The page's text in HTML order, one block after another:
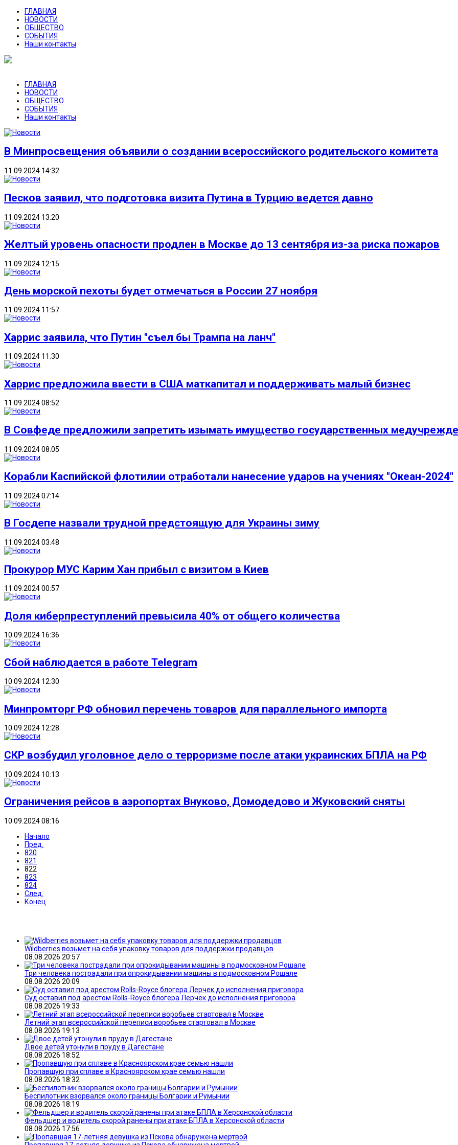
ГЛАВНАЯ
НОВОСТИ
ОБЩЕСТВО
СОБЫТИЯ
Наши контакты
ГЛАВНАЯ
НОВОСТИ
ОБЩЕСТВО
СОБЫТИЯ
Наши контакты
В Минпросвещения объявили о создании всероссийского родительского комитета
11.09.2024 14:32
Песков заявил, что подготовка визита Путина в Турцию ведется давно
11.09.2024 13:20
Желтый уровень опасности продлен в Москве до 13 сентября из-за риска пожаров
11.09.2024 12:15
День морской пехоты будет отмечаться в России 27 ноября
11.09.2024 11:57
Харрис заявила, что Путин "съел бы Трампа на ланч"
11.09.2024 11:30
Харрис предложила ввести в США маткапитал и поддерживать малый бизнес
11.09.2024 08:52
В Совфеде предложили запретить изымать имущество государственных
11.09.2024 08:05
Корабли Каспийской флотилии отработали нанесение ударов на учениях "Океан-2024"
11.09.2024 07:14
В Госдепе назвали трудной предстоящую для Украины зиму
11.09.2024 03:48
Прокурор МУС Карим Хан прибыл с визитом в Киев
11.09.2024 00:57
Доля киберпреступлений превысила 40% от общего количества
10.09.2024 16:36
Сбой наблюдается в работе Telegram
10.09.2024 12:30
Минпромторг РФ обновил перечень товаров для параллельного импорта
10.09.2024 12:28
СКР возбудил уголовное дело о терроризме после атаки украинских БПЛА на РФ
10.09.2024 10:13
Ограничения рейсов в аэропортах Внуково, Домодедово и Жуковский сняты
10.09.2024 08:16
Начало
Пред.
820
821
822
823
824
След.
Конец
Wildberries возьмет на себя упаковку товаров для поддержки продавцов
08.08.2026 20:57
Три человека пострадали при опрокидывании машины в подмосковном Рошале
08.08.2026 20:09
Суд оставил под арестом Rolls-Royce блогера Лерчек до исполнения приговора
08.08.2026 19:33
Летний этап всероссийской переписи воробьев стартовал в Москве
08.08.2026 19:13
Двое детей утонули в пруду в Дагестане
08.08.2026 18:52
Пропавшую при сплаве в Красноярском крае семью нашли
08.08.2026 18:32
Беспилотник взорвался около границы Болгарии и Румынии
08.08.2026 18:19
Фельдшер и водитель скорой ранены при атаке БПЛА в Херсонской области
08.08.2026 17:56